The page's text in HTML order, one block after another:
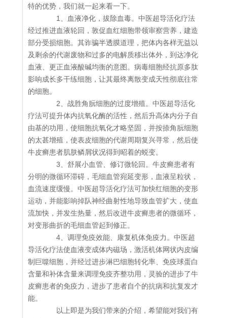
特的优势，我们就一起来看一下。
1、血液净化，拔除血毒。中医超导活化疗法
经过推进血液轮回，敦促血红细胞带领审察营养，建造
部分受损细胞。其诈骗半透膜道理，把体内各样无益以
及剩余的代谢废物和过多的电解质移出体外，到达净化
血液、更正血液酸碱均衡的意图。病毒细胞经抗原多肽
影响成长多干练细胞，让其最终离散变成天性彻底往常
的细胞。
2、战胜角朊细胞的过度增殖。中医超导活化
疗法可提升体内抗氧化酶的活性，然后升高体内分子自
由基的功用，使细胞抗氧化才略坚固，并按捺角朊细胞
的太甚增殖，使表皮细胞的代谢周期复兴寻常，然后使
牛皮癣患者肌肤鳞屑状况得到昭着的蜕变。
3、舒展小血管、修订微轮回。牛皮癣患者有
分明的微循环滞碍，毛细血管宛延变形，血液呈粒状，
血流速度缓慢。中医超导活化疗法可加快红细胞的变形
运动，并能影响掉队神经曲射性地导致血管扩大，使血
流加快，并发生热量，然后改进牛皮癣患者的微循环，
对变形曲折的毛细血管起到修正。
4、调理免疫效能、康复机体免疫力。中医超
导活化疗法使血液变成体内磁场，激活机体网状内皮编
制巨噬细胞，并经过进步淋巴细胞转化率、免疫球蛋白
含量和补体含量来调理免疫齐整功用，灵验的进步了牛
皮癣患者的免疫力，进步了患者自个的抗病和抗复发才
能。
以上即是为我们带来的介绍，希望能对我们有